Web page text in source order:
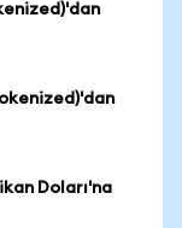
Doları'na